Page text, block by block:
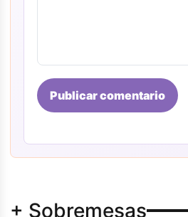
Publicar comentario
+ Sobremesas